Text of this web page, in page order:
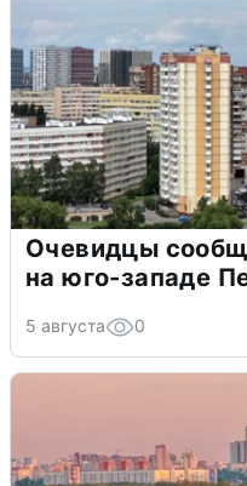
Очевидцы
на юго-западе
5 августа 0